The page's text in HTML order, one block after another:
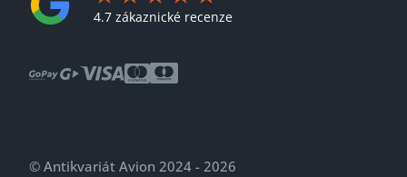
4.7 zákaznické recenze
© Antikvariát Avion 2024 - 2026